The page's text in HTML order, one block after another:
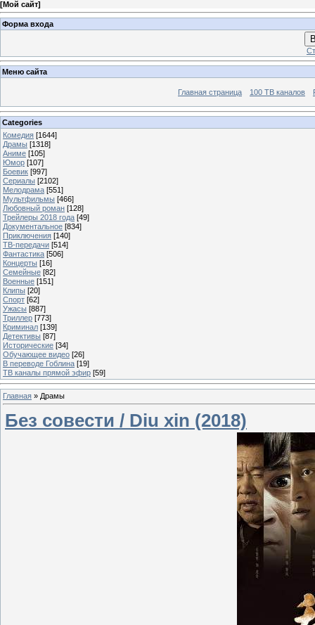
[Мой сайт]
Форма входа
Меню сайта
Главная страница 100 ТВ каналов
Categories
Комедия [1644]
Драмы [1318]
Аниме [105]
Юмор [107]
Боевик [997]
Сериалы [2102]
Мелодрама [551]
Мультфильмы [466]
Любовный роман [128]
Трейлеры 2018 года [49]
Документальное [834]
Приключения [140]
ТВ-передачи [514]
Фантастика [506]
Концерты [16]
Семейные [82]
Военные [151]
Клипы [20]
Спорт [62]
Ужасы [887]
Триллер [773]
Криминал [139]
Детективы [87]
Исторические [34]
Обучающее видео [26]
В переводе Гоблина [19]
ТВ каналы прямой эфир [59]
Главная » Драмы
Без совести / Diu xin (2018)